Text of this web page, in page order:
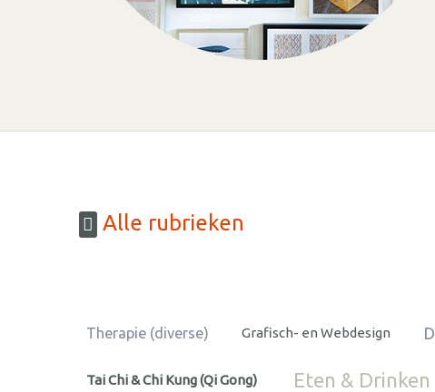
Alle rubrieken
Therapie (diverse) Grafisch- en Webdesign
Tai Chi & Chi Kung (Qi Gong) Eten & Drinken